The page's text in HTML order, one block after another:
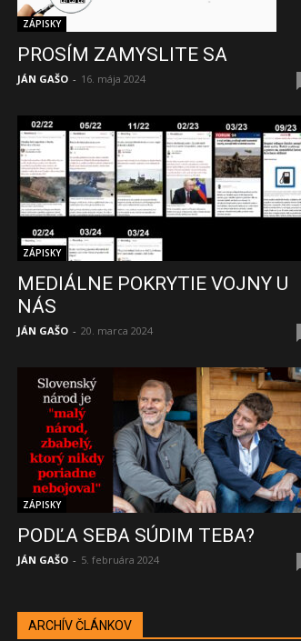
ZÁPISKY
PROSÍM ZAMYSLITE SA
JÁN GAŠO - 16. mája 2024
ZÁPISKY
MEDIÁLNE POKRYTIE VOJNY U
NÁS
JÁN GAŠO - 20. marca 2024
ZÁPISKY
PODĽA SEBA SÚDIM TEBA?
JÁN GAŠO - 5. februára 2024
ARCHÍV ČLÁNKOV